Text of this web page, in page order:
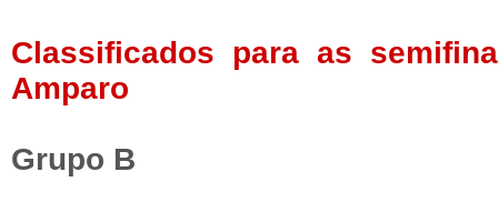
Classificados para as
Amparo
Grupo B